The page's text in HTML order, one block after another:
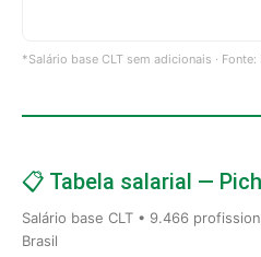
*Salário base CLT sem adicionais ·
📋 Tabela salarial —
Salário base CLT • 9.466
Brasil